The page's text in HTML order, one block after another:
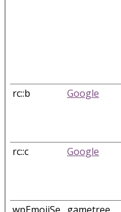
rc::b Google
rc::c Google